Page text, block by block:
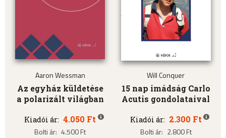
Aaron Wessman
Az egyház küldetése
a polarizált világban
Kiadói ár: 4.050 Ft
Bolti ár: 4.500 Ft
Will Conquer
15 nap imádság Carlo
Acutis gondolataival
Kiadói ár: 2.300 Ft
Bolti ár: 2.800 Ft